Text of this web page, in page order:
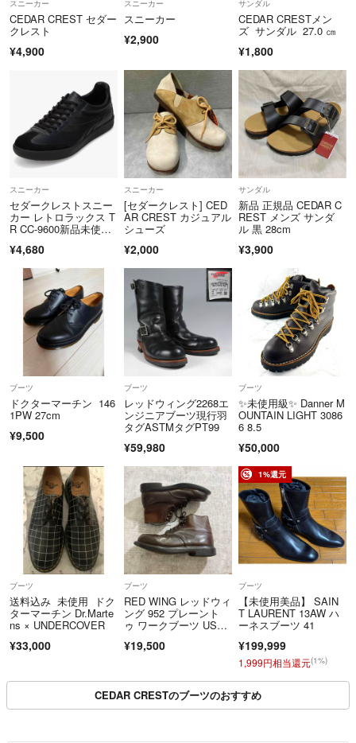
スニーカー
CEDAR CREST セダー
クレスト
¥4,900
スニーカー
スニーカー
¥2,900
サンダル
CEDAR CRESTメン
ズ サンダル 27.0 ㎝
¥1,800
スニーカー
セダークレストスニー
カー レトロラックス T
R CC-9600新品未使用
¥4,680
スニーカー
[セダークレスト] CED
AR CREST カジュアル
シューズ
¥2,000
サンダル
新品 正規品 CEDAR C
REST メンズ サンダ
ル 黒 28cm
¥3,900
ブーツ
ドクターマーチン 146
1PW 27cm
¥9,500
ブーツ
レッドウィング2268エ
ンジニアブーツ現行羽
タグASTMタグPT99
¥59,980
ブーツ
✨未使用級✨ Danner M
OUNTAIN LIGHT 3086
6 8.5
¥50,000
ブーツ
送料込み 未使用 ドク
ターマーチン Dr.Marte
ns × UNDERCOVER
¥33,000
ブーツ
RED WING レッドウィ
ング 952 プレーント
ゥ ワークブーツ USA
¥19,500
1%還元
ブーツ
【未使用美品】 SAIN
T LAURENT 13AW ハ
ーネスブーツ 41
¥199,999
1,999円相当還元(1%)
CEDAR CRESTのブーツのおすすめ